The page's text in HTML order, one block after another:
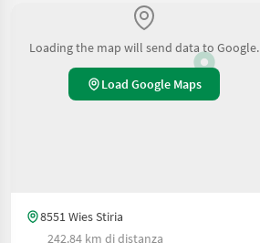
Loading the map will send data to Google.
Load Google Maps
8551 Wies Stiria
242.84 km di distanza